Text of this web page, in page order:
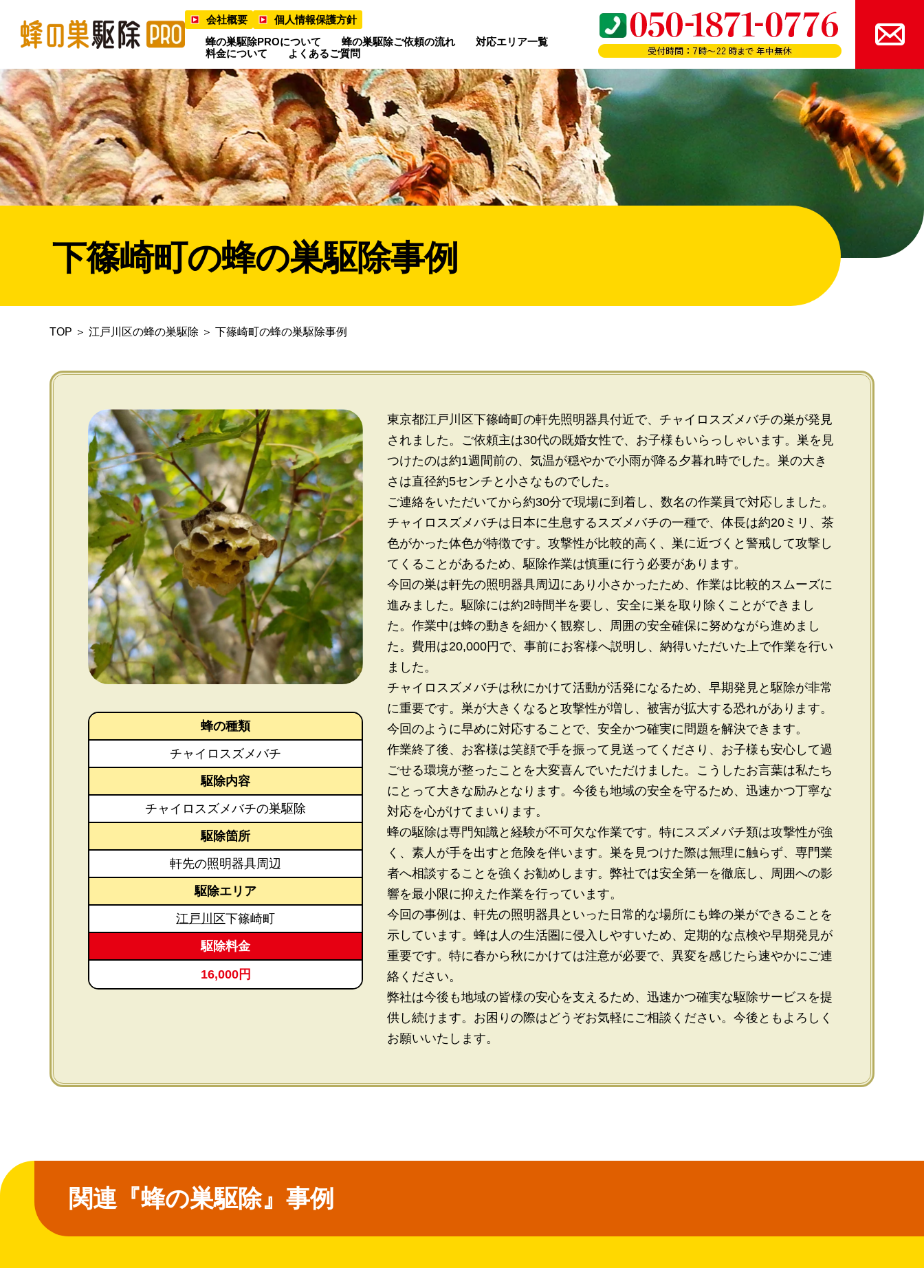
会社概要
個人情報保護方針
蜂の巣駆除PROについて
蜂の巣駆除ご依頼の流れ
対応エリア一覧
料金について
よくあるご質問
下篠崎町の蜂の巣駆除事例
TOP ＞ 江戸川区の蜂の巣駆除 ＞ 下篠崎町の蜂の巣駆除事例
蜂の種類
チャイロスズメバチ
駆除内容
チャイロスズメバチの巣駆除
駆除箇所
軒先の照明器具周辺
駆除エリア
江戸川区下篠崎町
駆除料金
16,000円
東京都江戸川区下篠崎町の軒先照明器具付近で、チャイロスズメバチの巣が発見
されました。ご依頼主は30代の既婚女性で、お子様もいらっしゃいます。巣を見
つけたのは約1週間前の、気温が穏やかで小雨が降る夕暮れ時でした。巣の大き
さは直径約5センチと小さなものでした。
ご連絡をいただいてから約30分で現場に到着し、数名の作業員で対応しました。
チャイロスズメバチは日本に生息するスズメバチの一種で、体長は約20ミリ、茶
色がかった体色が特徴です。攻撃性が比較的高く、巣に近づくと警戒して攻撃し
てくることがあるため、駆除作業は慎重に行う必要があります。
今回の巣は軒先の照明器具周辺にあり小さかったため、作業は比較的スムーズに
進みました。駆除には約2時間半を要し、安全に巣を取り除くことができまし
た。作業中は蜂の動きを細かく観察し、周囲の安全確保に努めながら進めまし
た。費用は20,000円で、事前にお客様へ説明し、納得いただいた上で作業を行い
ました。
チャイロスズメバチは秋にかけて活動が活発になるため、早期発見と駆除が非常
に重要です。巣が大きくなると攻撃性が増し、被害が拡大する恐れがあります。
今回のように早めに対応することで、安全かつ確実に問題を解決できます。
作業終了後、お客様は笑顔で手を振って見送ってくださり、お子様も安心して過
ごせる環境が整ったことを大変喜んでいただけました。こうしたお言葉は私たち
にとって大きな励みとなります。今後も地域の安全を守るため、迅速かつ丁寧な
対応を心がけてまいります。
蜂の駆除は専門知識と経験が不可欠な作業です。特にスズメバチ類は攻撃性が強
く、素人が手を出すと危険を伴います。巣を見つけた際は無理に触らず、専門業
者へ相談することを強くお勧めします。弊社では安全第一を徹底し、周囲への影
響を最小限に抑えた作業を行っています。
今回の事例は、軒先の照明器具といった日常的な場所にも蜂の巣ができることを
示しています。蜂は人の生活圏に侵入しやすいため、定期的な点検や早期発見が
重要です。特に春から秋にかけては注意が必要で、異変を感じたら速やかにご連
絡ください。
弊社は今後も地域の皆様の安心を支えるため、迅速かつ確実な駆除サービスを提
供し続けます。お困りの際はどうぞお気軽にご相談ください。今後ともよろしく
お願いいたします。
関連『蜂の巣駆除』事例